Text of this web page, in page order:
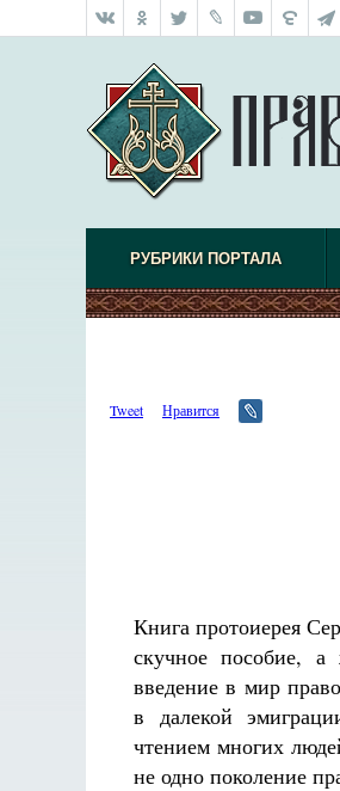
РУБРИКИ ПОРТАЛА
Tweet Нравится
Книга протоиерея
скучное пособие, а
введение в мир
в далекой
чтением многих
не одно поколение